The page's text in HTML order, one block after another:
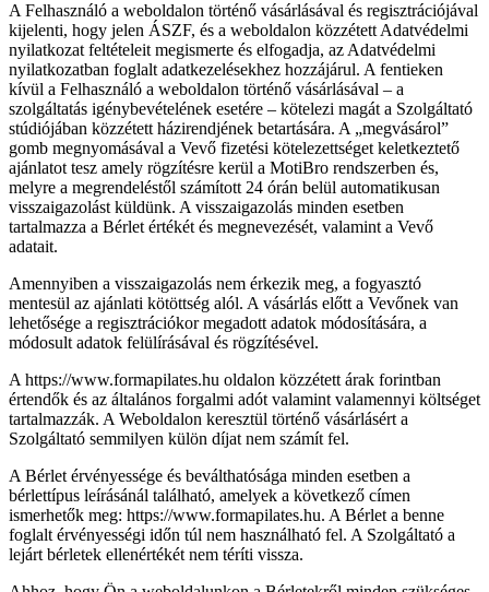
A Felhasználó a weboldalon történő vásárlásával és regisztrációjával
kijelenti, hogy jelen ÁSZF, és a weboldalon közzétett Adatvédelmi
nyilatkozat feltételeit megismerte és elfogadja, az Adatvédelmi
nyilatkozatban foglalt adatkezelésekhez hozzájárul. A fentieken
kívül a Felhasználó a weboldalon történő vásárlásával – a
szolgáltatás igénybevételének esetére – kötelezi magát a Szolgáltató
stúdiójában közzétett házirendjének betartására. A „megvásárol”
gomb megnyomásával a Vevő fizetési kötelezettséget keletkeztető
ajánlatot tesz amely rögzítésre kerül a MotiBro rendszerben és,
melyre a megrendeléstől számított 24 órán belül automatikusan
visszaigazolást küldünk. A visszaigazolás minden esetben
tartalmazza a Bérlet értékét és megnevezését, valamint a Vevő
adatait.
Amennyiben a visszaigazolás nem érkezik meg, a fogyasztó
mentesül az ajánlati kötöttség alól. A vásárlás előtt a Vevőnek van
lehetősége a regisztrációkor megadott adatok módosítására, a
módosult adatok felülírásával és rögzítésével.
A https://www.formapilates.hu oldalon közzétett árak forintban
értendők és az általános forgalmi adót valamint valamennyi költséget
tartalmazzák. A Weboldalon keresztül történő vásárlásért a
Szolgáltató semmilyen külön díjat nem számít fel.
A Bérlet érvényessége és beválthatósága minden esetben a
bérlettípus leírásánál található, amelyek a következő címen
ismerhetők meg: https://www.formapilates.hu. A Bérlet a benne
foglalt érvényességi időn túl nem használható fel. A Szolgáltató a
lejárt bérletek ellenértékét nem téríti vissza.